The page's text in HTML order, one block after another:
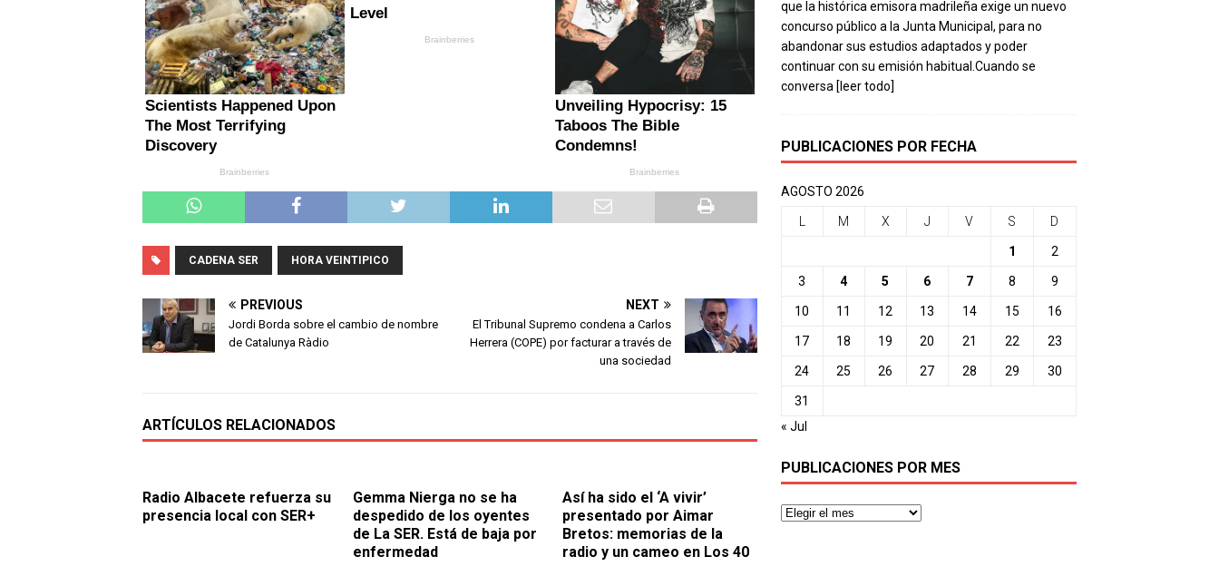
CADENA SER HORA VEINTIPICO
PREVIOUS
Jordi Borda sobre el cambio de nombre
de Catalunya Ràdio
NEXT
El Tribunal Supremo condena a Carlos
Herrera (COPE) por facturar a través de
una sociedad
ARTÍCULOS RELACIONADOS
Radio Albacete refuerza su
presencia local con SER+
Gemma Nierga no se ha
despedido de los oyentes
de La SER. Está de baja por
enfermedad
Así ha sido el ‘A vivir’
presentado por Aimar
Bretos: memorias de la
radio y un cameo en Los 40
que la histórica emisora madrileña exige un nuevo
concurso público a la Junta Municipal, para no
abandonar sus estudios adaptados y poder
continuar con su emisión habitual.Cuando se
conversa [leer todo]
PUBLICACIONES POR FECHA
AGOSTO 2026
L M X J V S D
1 2
3 4 5 6 7 8 9
10 11 12 13 14 15 16
17 18 19 20 21 22 23
24 25 26 27 28 29 30
31
« Jul
PUBLICACIONES POR MES